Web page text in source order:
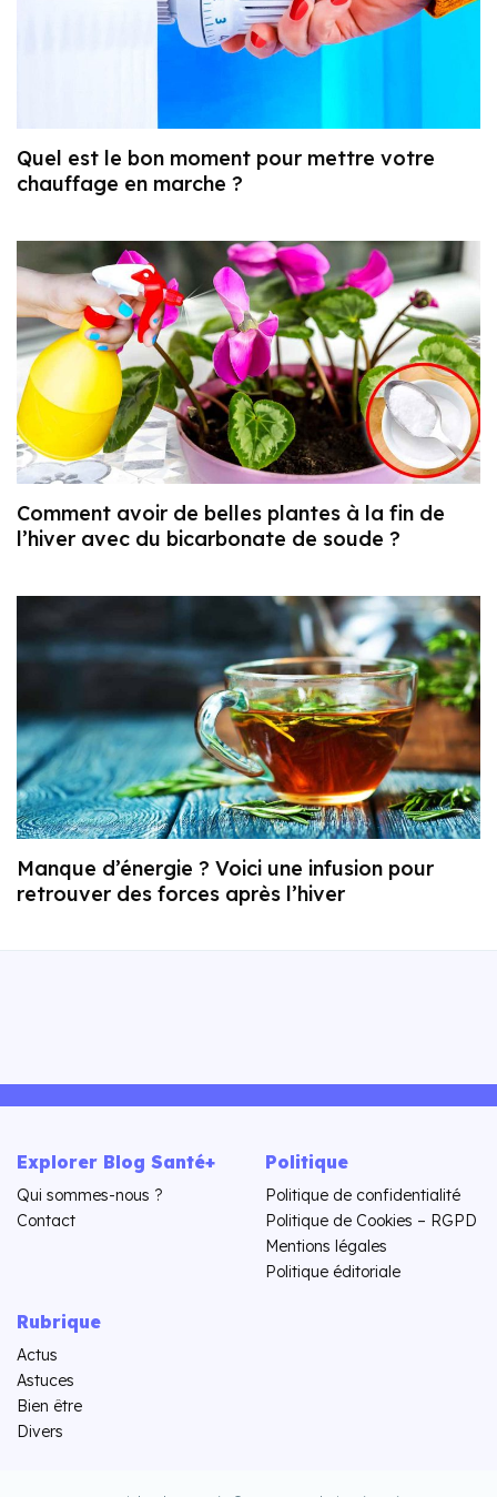
Quel est le bon moment pour mettre votre
chauffage en marche ?
Comment avoir de belles plantes à la fin de
l’hiver avec du bicarbonate de soude ?
Manque d’énergie ? Voici une infusion pour
retrouver des forces après l’hiver
Explorer Blog Santé+
Qui sommes-nous ?
Contact
Politique
Politique de confidentialité
Politique de Cookies – RGPD
Mentions légales
Politique éditoriale
Rubrique
Actus
Astuces
Bien être
Divers